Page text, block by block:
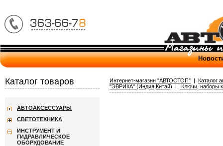
Интернет-магазин "АВТОСТОП" | Каталог
"ЭВРИКА" (Индия,Китай) | Ключи, наборы
Каталог товаров
АВТОАКСЕССУАРЫ
СВЕТОТЕХНИКА
ИНСТРУМЕНТ И
ГИДРАВЛИЧЕСКОЕ
ОБОРУДОВАНИЕ